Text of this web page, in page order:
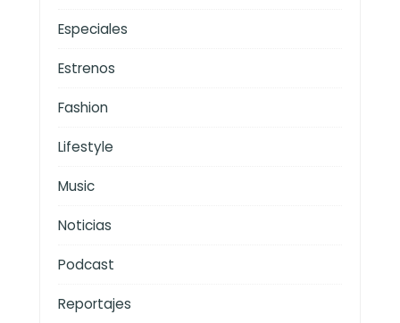
Especiales
Estrenos
Fashion
Lifestyle
Music
Noticias
Podcast
Reportajes